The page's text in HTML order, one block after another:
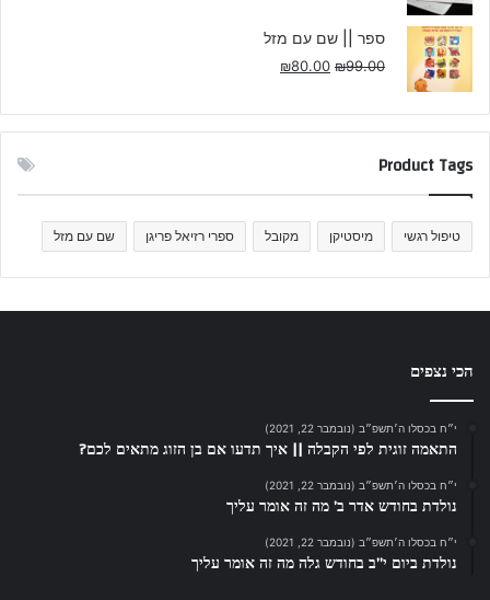
ספר || שם עם מזל
₪99.00
₪80.00
Product Tags
טיפול רגשי מיסטיקן מקובל ספרי רזיאל פריגן שם עם מזל
הכי נצפים
י״ח בכסלו ה׳תשפ״ב (נובמבר 22, 2021)
התאמה זוגית לפי הקבלה || איך תדעו אם בן הזוג מתאים לכם?
י״ח בכסלו ה׳תשפ״ב (נובמבר 22, 2021)
נולדת בחודש אדר ב’ מה זה אומר עליך
י״ח בכסלו ה׳תשפ״ב (נובמבר 22, 2021)
נולדת ביום י”ב בחודש גלה מה זה אומר עליך